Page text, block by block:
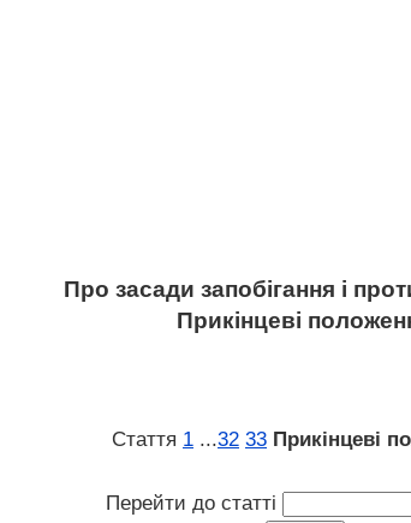
Про засади запобігання і
Прикінцеві
Стаття 1 ...32 33 Прикінцеві
Перейти до статті